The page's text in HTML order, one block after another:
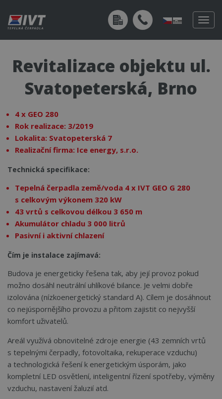
Revitalizace objektu ul.
Svatopeterská, Brno
4 x GEO 280
Rok realizace: 3/2019
Lokalita: Svatopeterská 7
Realizační firma: Ice energy, s.r.o.
Technická specifikace:
Tepelná čerpadla země/voda 4 x IVT GEO G 280
s celkovým výkonem 320 kW
43 vrtů s celkovou délkou 3 650 m
Akumulátor chladu 3 000 litrů
Pasivní i aktivní chlazení
Čím je instalace zajímavá:
Budova je energeticky řešena tak, aby její provoz pokud
možno dosáhl neutrální uhlíkové bilance. Je velmi dobře
izolována (nízkoenergetický standard A). Cílem je dosáhnout
co nejúspornějšího provozu a přitom zajistit co nejvyšší
komfort uživatelů.
Areál využívá obnovitelné zdroje energie (43 zemních vrtů
s tepelnými čerpadly, fotovoltaika, rekuperace vzduchu)
a technologická řešení k energetickým úsporám, jako
kompletní LED osvětlení, inteligentní řízení spotřeby, výměny
vzduchu, nastavení žaluzií atd.